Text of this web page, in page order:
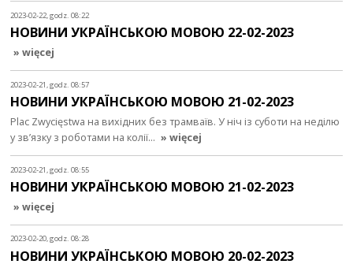
2023-02-22, godz. 08:22
НОВИНИ УКРАЇНСЬКОЮ МОВОЮ 22-02-2023
» więcej
2023-02-21, godz. 08:57
НОВИНИ УКРАЇНСЬКОЮ МОВОЮ 21-02-2023
Plac Zwycięstwa на вихідних без трамваїв. У ніч із суботи на неділю
у зв’язку з роботами на колії… » więcej
2023-02-21, godz. 08:55
НОВИНИ УКРАЇНСЬКОЮ МОВОЮ 21-02-2023
» więcej
2023-02-20, godz. 08:28
НОВИНИ УКРАЇНСЬКОЮ МОВОЮ 20-02-2023